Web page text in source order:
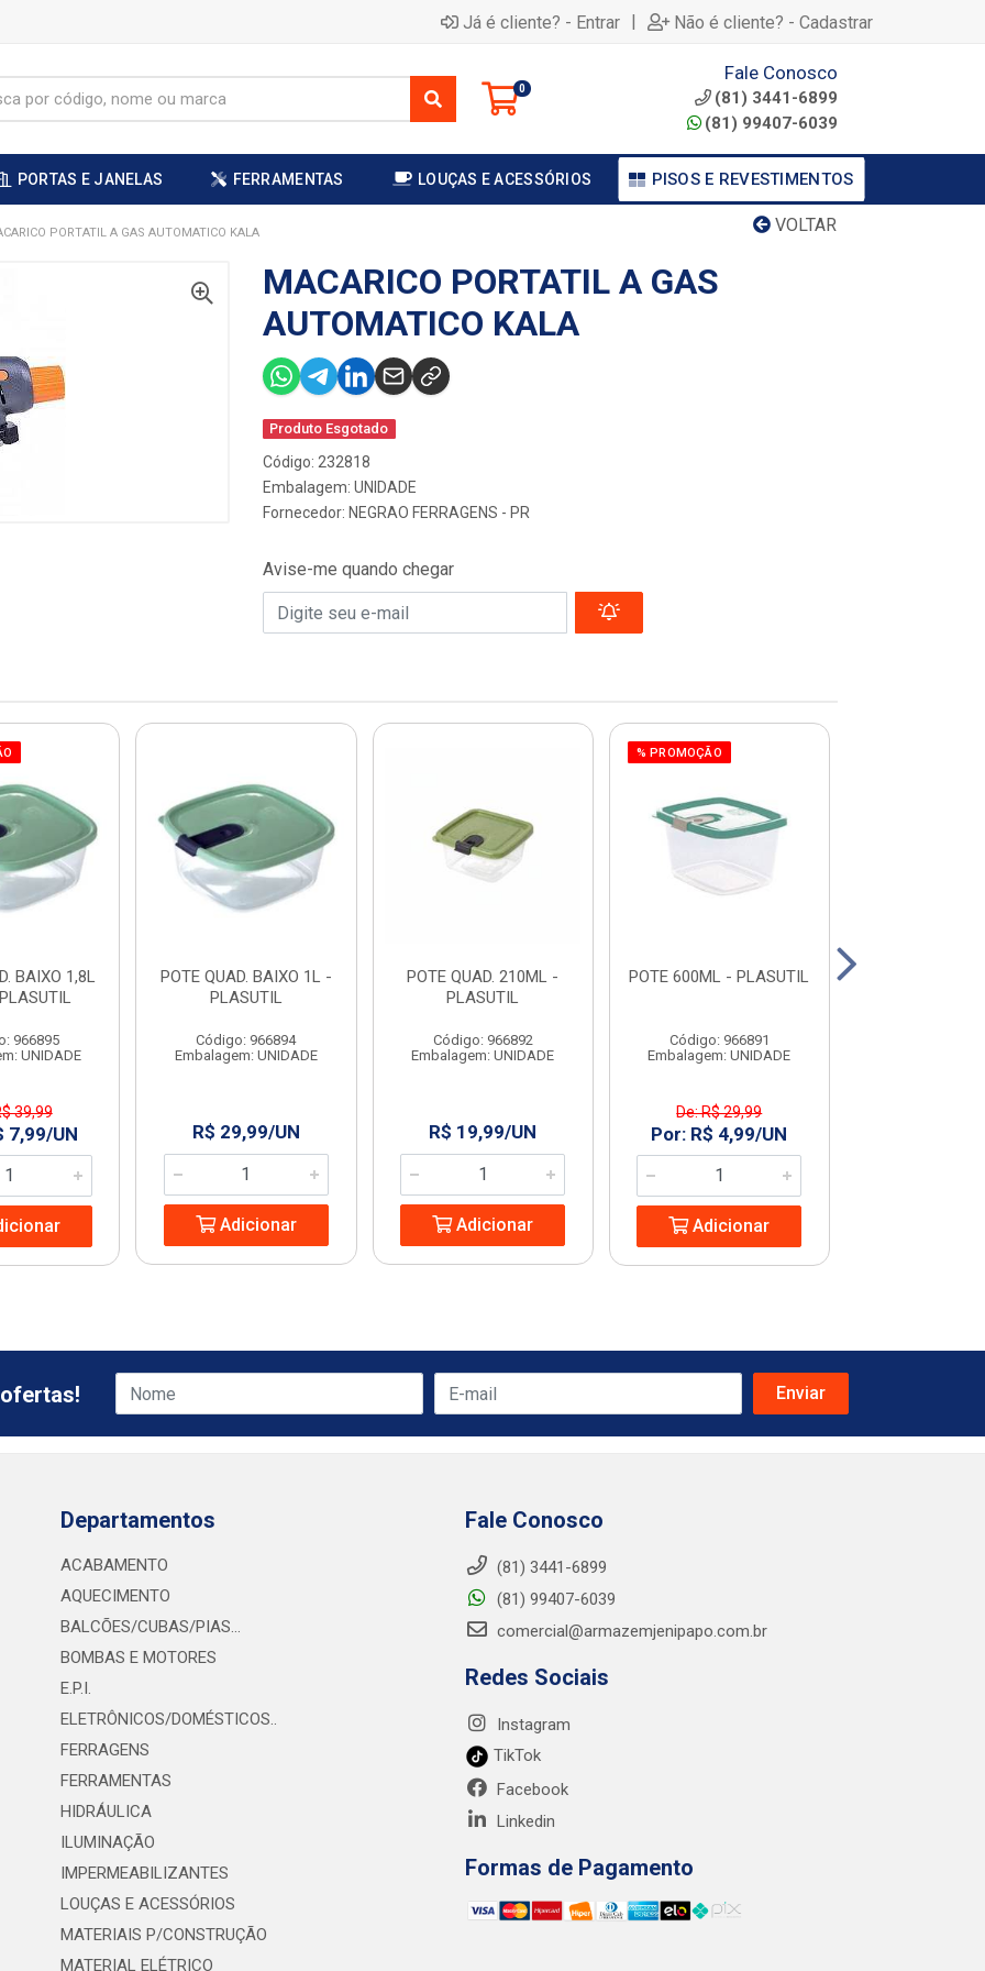
Já é cliente? - Entrar | Não é cliente? - Cadastrar
0
Fale Conosco
(81) 3441-6899
(81) 99407-6039
PORTAS E JANELAS FERRAMENTAS LOUÇAS E ACESSÓRIOS PISOS E REVESTIMENTOS
VOLTAR
PORTATIL A GAS AUTOMATICO KALA
MACARICO PORTATIL A GAS
AUTOMATICO KALA
Produto Esgotado
Código: 232818
Embalagem: UNIDADE
Fornecedor: NEGRAO FERRAGENS - PR
Avise-me quando chegar
BAIXO 1,8L
966895
UNIDADE
39,99
7,99/UN
POTE QUAD. BAIXO 1L -
PLASUTIL
Código: 966894
Embalagem: UNIDADE
R$ 29,99/UN
Adicionar
POTE QUAD. 210ML -
PLASUTIL
Código: 966892
Embalagem: UNIDADE
R$ 19,99/UN
Adicionar
% PROMOÇÃO
POTE 600ML - PLASUTIL
Código: 966891
Embalagem: UNIDADE
De: R$ 29,99
Por: R$ 4,99/UN
Adicionar
Departamentos
ACABAMENTO
AQUECIMENTO
BALCÕES/CUBAS/PIAS...
BOMBAS E MOTORES
E.P.I.
ELETRÔNICOS/DOMÉSTICOS..
FERRAGENS
FERRAMENTAS
HIDRÁULICA
ILUMINAÇÃO
IMPERMEABILIZANTES
LOUÇAS E ACESSÓRIOS
MATERIAIS P/CONSTRUÇÃO
MATERIAL ELÉTRICO
Fale Conosco
(81) 3441-6899
(81) 99407-6039
comercial@armazemjenipapo.com.br
Redes Sociais
Instagram
TikTok
Facebook
Linkedin
Formas de Pagamento